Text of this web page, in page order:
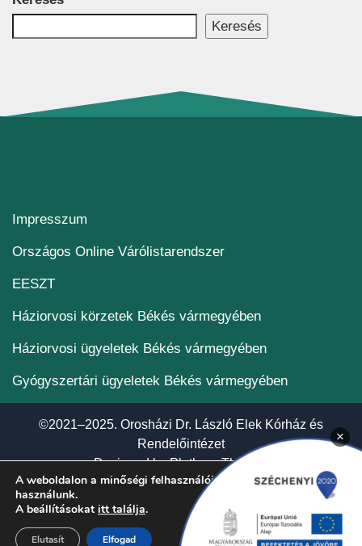
Keresés
Impresszum
Országos Online Várólistarendszer(új ablakban nyílik
EESZT(új ablakban nyílik meg)
Háziorvosi körzetek Békés vármegyében
Háziorvosi ügyeletek Békés vármegyében
Gyógyszertári ügyeletek Békés vármegyében
©2021–2025. Orosházi Dr. László Elek Kórház és
Rendelőintézet
Designed byPlethora Themes
A weboldalon a minőségi felhasználói élmény érdekében sütiket
használunk.
A beállításokat itt találja.
Elfogad
Elutasít
×